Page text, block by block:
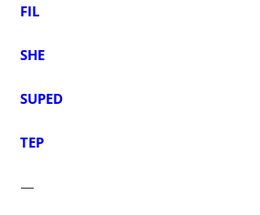
FIL
SHE
SUPED
TEP
—